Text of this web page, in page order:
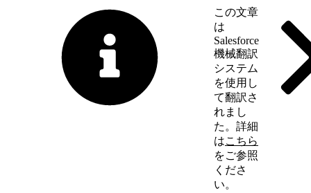
この文章
は
Salesforce
機械翻訳
システム
を使用し
て翻訳さ
れまし
た。詳細
はこちら
をご参照
くださ
い。